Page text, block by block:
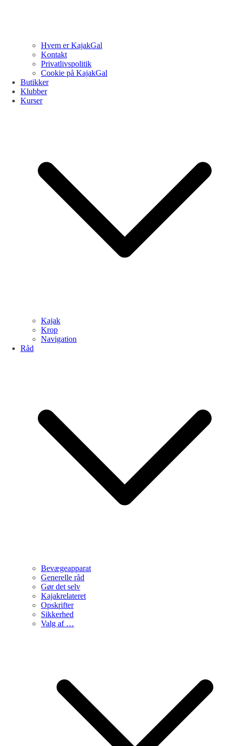
Hvem er KajakGal
Kontakt
Privatlivspolitik
Cookie på KajakGal
Butikker
Klubber
Kurser
Kajak
Krop
Navigation
Råd
Bevægeapparat
Generelle råd
Gør det selv
Kajakrelateret
Opskrifter
Sikkerhed
Valg af …